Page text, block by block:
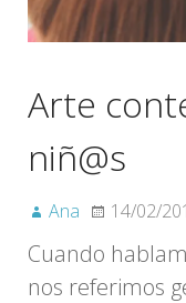
Arte
niñ@s
Ana 14/02/
Cuando
nos referimos